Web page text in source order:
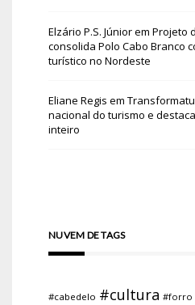
Elzário P.S. Júniorem Projeto
consolida Polo Cabo Branco
turístico no Nordeste
Eliane Regis em
nacional do turismo e
inteiro
NUVEM DE TAGS
#cabedelo #cultura #forro